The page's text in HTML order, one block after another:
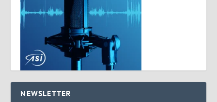
NEWSLETTER